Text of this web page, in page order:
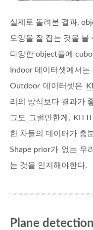
실제로 돌려본 결과,
모양을 잘 잡는 것을 볼
다양한 object들에
Indoor 데이터셋에서는
Outdoor 데이터셋은
리의 방식보다 결과가
그도 그럴만한게,
한 차들의 데이터가 충
Shape prior가 없는 우
는 것을 인지해야한다.
Plane detection